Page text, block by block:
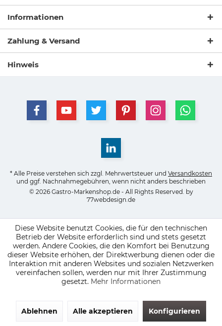
Informationen
Zahlung & Versand
Hinweis
* Alle Preise verstehen sich zzgl. Mehrwertsteuer und Versandkosten
und ggf. Nachnahmegebühren, wenn nicht anders beschrieben
© 2026 Gastro-Markenshop.de - All Rights Reserved. by
77webdesign.de
Diese Website benutzt Cookies, die für den technischen
Betrieb der Website erforderlich sind und stets gesetzt
werden. Andere Cookies, die den Komfort bei Benutzung
dieser Website erhöhen, der Direktwerbung dienen oder die
Interaktion mit anderen Websites und sozialen Netzwerken
vereinfachen sollen, werden nur mit Ihrer Zustimmung
gesetzt. Mehr Informationen
Ablehnen Alle akzeptieren Konfigurieren